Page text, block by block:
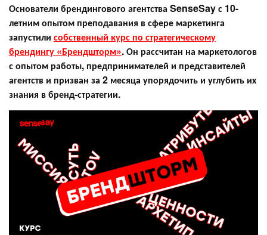
Основатели брендингового агентства SenseSay с 10-
летним опытом преподавания в сфере маркетинга
запустили собственный курс по стратегическому
брендингу «Брендшторм». Он рассчитан на маркетологов
с опытом работы, предпринимателей и представителей
агентств и призван за 2 месяца упорядочить и углубить их
знания в бренд-стратегии.